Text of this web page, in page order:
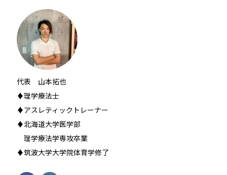
代表 山本拓也
♦理学療法士
♦アスレティックトレーナー
♦北海道大学医学部
理学療法学専攻卒業
♦筑波大学大学院体育学修了